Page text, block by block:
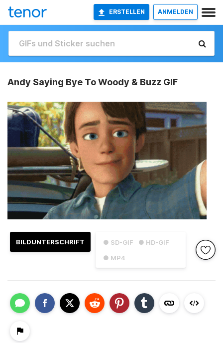
ERSTELLEN ANMELDEN
Andy Saying Bye To Woody & Buzz GIF
● SD-GIF
● HD-GIF
● MP4
BILDUNTERSCHRIFT